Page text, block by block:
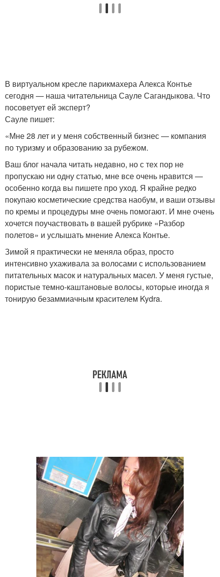
В виртуальном кресле парикмахера Алекса Контье
сегодня — наша читательница Сауле Сагандыкова. Что
посоветует ей эксперт?
Сауле пишет:
«Мне 28 лет и у меня собственный бизнес — компания
по туризму и образованию за рубежом.
Ваш блог начала читать недавно, но с тех пор не
пропускаю ни одну статью, мне все очень нравится —
особенно когда вы пишете про уход. Я крайне редко
покупаю косметические средства наобум, и ваши отзывы
по кремы и процедуры мне очень помогают. И мне очень
хочется поучаствовать в вашей рубрике «Разбор
полетов» и услышать мнение Алекса Контье.
Зимой я практически не меняла образ, просто
интенсивно ухаживала за волосами с использованием
питательных масок и натуральных масел. У меня густые,
пористые темно-каштановые волосы, которые иногда я
тонирую безаммиачным красителем Kydra.